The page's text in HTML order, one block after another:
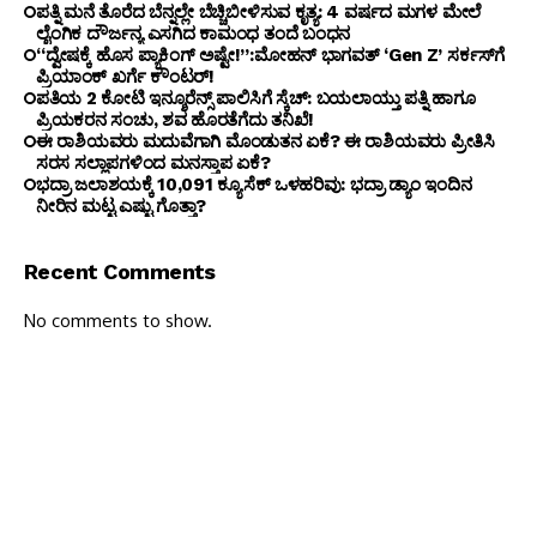
ಪತ್ನಿ ಮನೆ ತೊರೆದ ಬೆನ್ನಲ್ಲೇ ಬೆಚ್ಚಿಬೀಳಿಸುವ ಕೃತ್ಯ: 4 ವರ್ಷದ ಮಗಳ ಮೇಲೆ
ಲೈಂಗಿಕ ದೌರ್ಜನ್ಯ ಎಸಗಿದ ಕಾಮಂಧ ತಂದೆ ಬಂಧನ
“ದ್ವೇಷಕ್ಕೆ ಹೊಸ ಪ್ಯಾಕಿಂಗ್ ಅಷ್ಟೇ!”:ಮೋಹನ್ ಭಾಗವತ್‌ ‘Gen Z’ ಸರ್ಕಸ್‌ಗೆ
ಪ್ರಿಯಾಂಕ್ ಖರ್ಗೆ ಕೌಂಟರ್!
ಪತಿಯ ₹2 ಕೋಟಿ ಇನ್ಶೂರೆನ್ಸ್ ಪಾಲಿಸಿಗೆ ಸ್ಕೆಚ್: ಬಯಲಾಯ್ತು ಪತ್ನಿ ಹಾಗೂ
ಪ್ರಿಯಕರನ ಸಂಚು, ಶವ ಹೊರತೆಗೆದು ತನಿಖೆ!
ಈ ರಾಶಿಯವರು ಮದುವೆಗಾಗಿ ಮೊಂಡುತನ ಏಕೆ? ಈ ರಾಶಿಯವರು ಪ್ರೀತಿಸಿ
ಸರಸ ಸಲ್ಲಾಪಗಳಿಂದ ಮನಸ್ತಾಪ ಏಕೆ?
ಭದ್ರಾ ಜಲಾಶಯಕ್ಕೆ 10,091 ಕ್ಯೂಸೆಕ್ ಒಳಹರಿವು: ಭದ್ರಾ ಡ್ಯಾಂ ಇಂದಿನ
ನೀರಿನ ಮಟ್ಟ ಎಷ್ಟು ಗೊತ್ತಾ?
Recent Comments
No comments to show.